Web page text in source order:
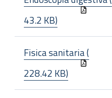
43.2 KB)
Fisica sanitaria (
228.42 KB)